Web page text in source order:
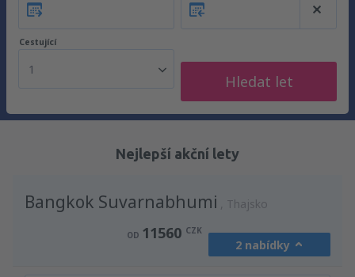
Cestující
1
Hledat let
Nejlepší akční lety
Bangkok Suvarnabhumi Thajsko
OD 11560 CZK
2 nabídky